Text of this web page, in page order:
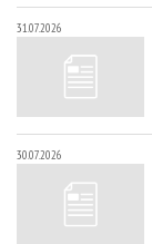
31.07.2026
30.07.2026